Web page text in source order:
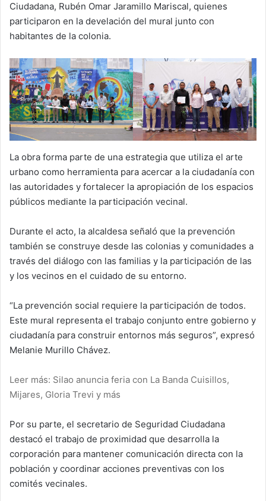
Ciudadana, Rubén Omar Jaramillo Mariscal, quienes
participaron en la develación del mural junto con
habitantes de la colonia.
La obra forma parte de una estrategia que utiliza el arte
urbano como herramienta para acercar a la ciudadanía con
las autoridades y fortalecer la apropiación de los espacios
públicos mediante la participación vecinal.
Durante el acto, la alcaldesa señaló que la prevención
también se construye desde las colonias y comunidades a
través del diálogo con las familias y la participación de las
y los vecinos en el cuidado de su entorno.
“La prevención social requiere la participación de todos.
Este mural representa el trabajo conjunto entre gobierno y
ciudadanía para construir entornos más seguros”, expresó
Melanie Murillo Chávez.
Leer más: Silao anuncia feria con La Banda Cuisillos,
Mijares, Gloria Trevi y más
Por su parte, el secretario de Seguridad Ciudadana
destacó el trabajo de proximidad que desarrolla la
corporación para mantener comunicación directa con la
población y coordinar acciones preventivas con los
comités vecinales.